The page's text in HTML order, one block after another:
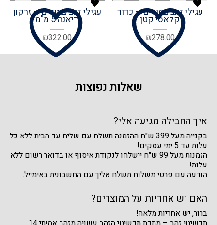
עגילי זהב צמודים – כדור
קלאסי קטן
₪278.00
עגילי זהב צמודים – זרקון
דיאנה 5 מ"מ
₪322.00
שאלות נפוצות
איך החבילה מגיעה אלי?
בקנייה מעל 399 ש"ח ההזמנה תשלח עם שליח עד הבית ללא כל
עלות עד 5 ימי עסקים!
הזמנות מעל 99 ש"ח יישלחו לנקודת איסוף או בדואר רשום ללא
עלות!
הודעה עם פרטי משלוח תשלח אליך עם החשבונית באימייל.
האם יש אחריות על המוצרים?
ברור, יש אחריות מלאה!